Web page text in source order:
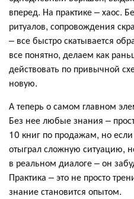
вперед. На практике – хаос.
ритуалов, сопровождения
– все быстро скатывается
все понятно, делаем как
действовать по привычной
новую.
А теперь о самом главном
Без нее любые знания –
10 книг по продажам, но
отыграл сложную ситуацию,
в реальном диалоге – он
Практика – это не просто
знание становится опытом.